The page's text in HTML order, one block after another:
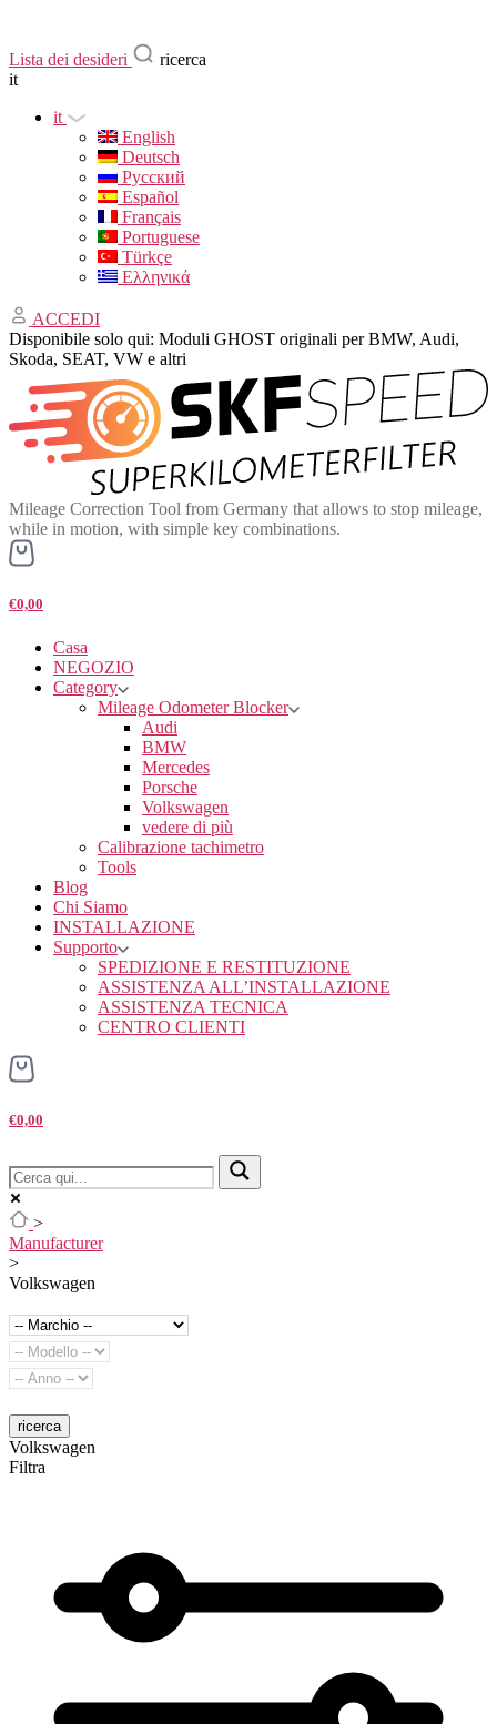
Lista dei desideri
ricerca
it
it
English
Deutsch
Русский
Español
Français
Portuguese
Türkçe
Ελληνικά
ACCEDI
Disponibile solo qui: Moduli GHOST originali per BMW, Audi,
Skoda, SEAT, VW e altri
Mileage Correction Tool from Germany that allows to stop mileage,
while in motion, with simple key combinations.
€0,00
Casa
NEGOZIO
Category
Mileage Odometer Blocker
Audi
BMW
Mercedes
Porsche
Volkswagen
vedere di più
Calibrazione tachimetro
Tools
Blog
Chi Siamo
INSTALLAZIONE
Supporto
SPEDIZIONE E RESTITUZIONE
ASSISTENZA ALL’INSTALLAZIONE
ASSISTENZA TECNICA
CENTRO CLIENTI
€0,00
>
Manufacturer
>
Volkswagen
ricerca
Volkswagen
Filtra